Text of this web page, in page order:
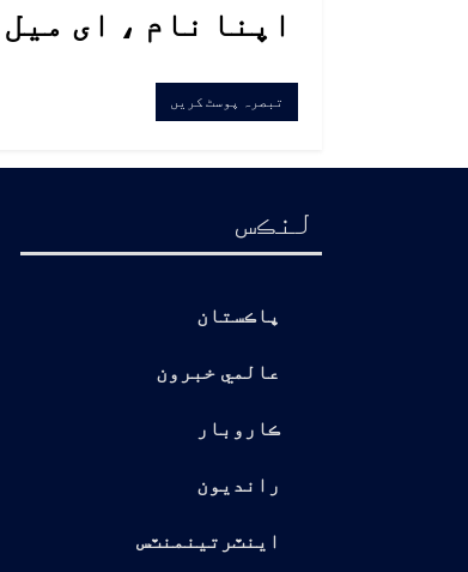
اپنا نام ، ای
لنڪس
پاڪستان
عالمي خبرون
ڪاروبار
رانديون
اينٽرتينمنٽس